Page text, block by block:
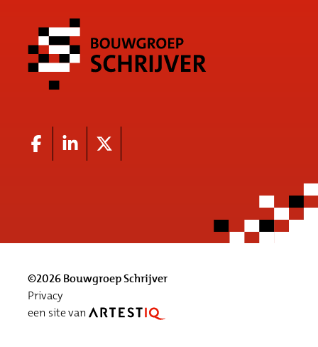
©2026 Bouwgroep Schrijver
Privacy
een site van